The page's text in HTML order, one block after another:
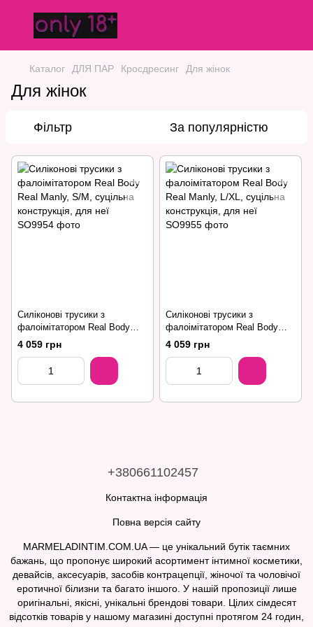
Каталог ДЛЯ ПАР Кросдресинг Для жінок
Для жінок
Фільтр За популярністю
Силіконові трусики з
фалоімітатором Real Body
Real Manly, S/M, суцільна
конструкція, для неї
4 059 грн
Силіконові трусики з
фалоімітатором Real Body
Real Manly, L/XL, суцільна
конструкція, для неї
4 059 грн
+380661102457
Контактна інформація
Повна версія сайту
MARMELADINTIM.COM.UA — це унікальний бутік таємних
бажань, що пропонує широкий асортимент інтимної косметики,
девайсів, аксесуарів, засобів контрацепції, жіночої та чоловічої
еротичної білизни та багато іншого. У нашій пропозиції лише
оригінальні, якісні, унікальні брендові товари. Цілих сімдесят
відсотків товарів у нашому магазині доступні протягом 24 годин,